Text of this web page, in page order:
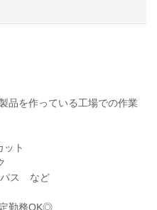
品を作っている工場での作業
ット
パス など
定勤務OK◎